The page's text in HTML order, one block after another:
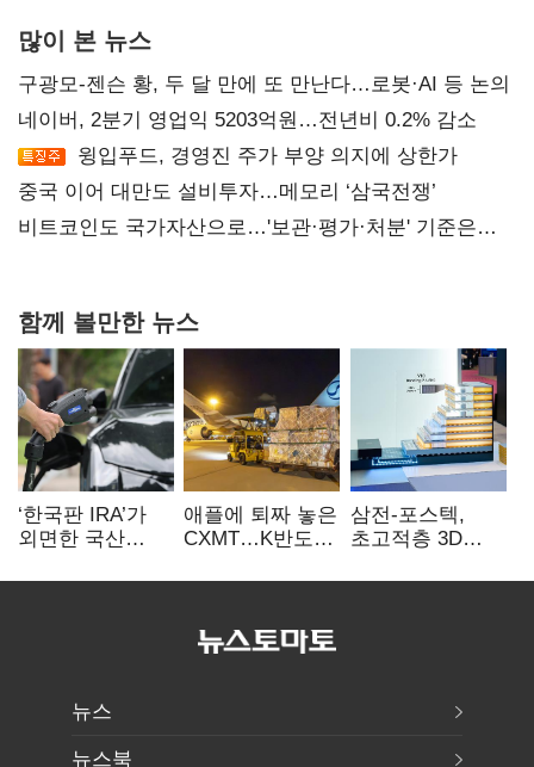
많이 본 뉴스
구광모-젠슨 황, 두 달 만에 또 만난다…로봇·AI 등 논의
네이버, 2분기 영업익 5203억원…전년비 0.2% 감소
윙입푸드, 경영진 주가 부양 의지에 상한가
중국 이어 대만도 설비투자…메모리 ‘삼국전쟁’
비트코인도 국가자산으로…'보관·평가·처분' 기준은
함께 볼만한 뉴스
‘한국판 IRA’가
외면한 국산
실효성에 ‘의문’
애플에 퇴짜 놓은
CXMT…K반도체
삼전-포스텍,
초고적층 3D
성능·전력효율
뉴스
뉴스북